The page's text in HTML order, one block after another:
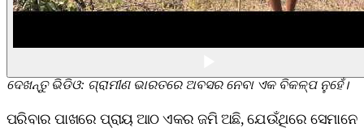
ଦେଖନ୍ତୁ ଭିଡିଓ: ଗ୍ରାମୀଣ ଭାରତରେ ଅବସର ନେବା ଏକ ବିକଳ୍ପ ନୁହେଁ।
ପରିବାର ପାଖରେ ପ୍ରାୟ ଆଠ ଏକର ଜମି ଅଛି, ଯେଉଁଥିରେ ସେମାନେ